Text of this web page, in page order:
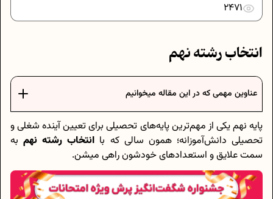
2471
انتخاب رشته نهم
عناوین مهمی که در این مقاله میخوانیم
پایه نهم یکی از مهم‌ترین پایه‌های تحصیلی برای تعیین آینده شغلی و
تحصیلی دانش‌آموزانه؛ همون سالی که با انتخاب رشته نهمبه
سمت علایق و استعدادهای خودشون راهی میشن.